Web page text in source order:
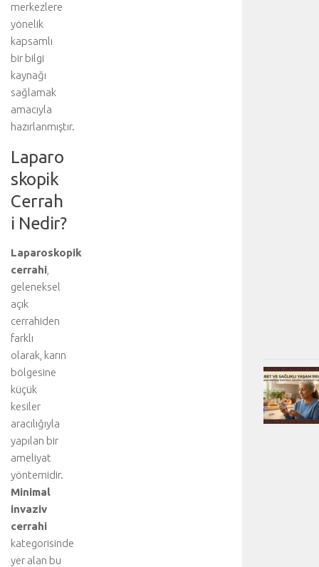
merkezlere
yönelik
kapsamlı
bir bilgi
kaynağı
sağlamak
amacıyla
hazırlanmıştır.
Laparo
skopik
Cerrah
i Nedir?
Laparoskopik
cerrahi
geleneksel
açık
cerrahiden
farklı
olarak, karın
bölgesine
küçük
kesiler
aracılığıyla
yapılan bir
ameliyat
yöntemidir.
Minimal
invaziv
cerrahi
kategorisinde
yer alan bu